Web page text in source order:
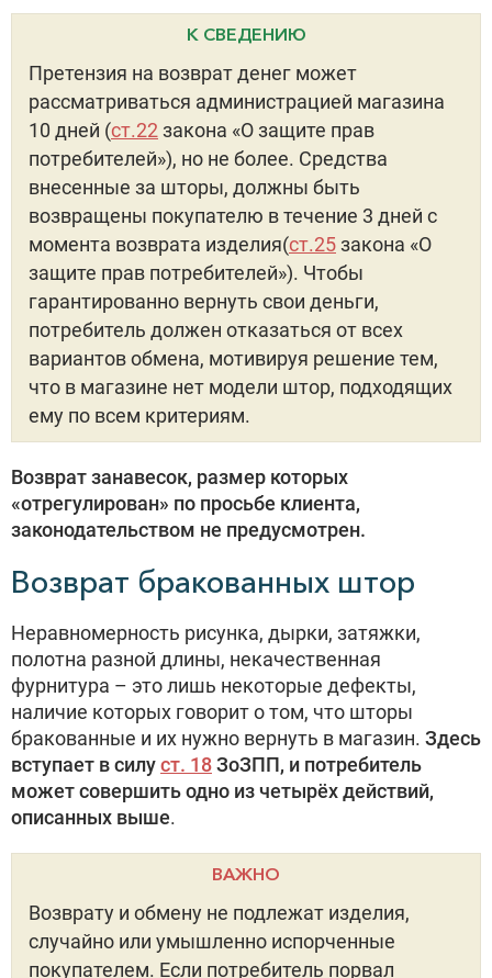
К СВЕДЕНИЮ
Претензия на возврат денег может
рассматриваться администрацией магазина
10 дней (ст.22закона «О защите прав
потребителей»), но не более. Средства
внесенные за шторы, должны быть
возвращены покупателю в течение 3 дней с
момента возврата изделия(ст.25закона «О
защите прав потребителей»). Чтобы
гарантированно вернуть свои деньги,
потребитель должен отказаться от всех
вариантов обмена, мотивируя решение тем,
что в магазине нет модели штор, подходящих
ему по всем критериям.
Возврат занавесок, размер которых
«отрегулирован» по просьбе клиента,
законодательством не предусмотрен.
Возврат бракованных штор
Неравномерность рисунка, дырки, затяжки,
полотна разной длины, некачественная
фурнитура – это лишь некоторые дефекты,
наличие которых говорит о том, что шторы
бракованные и их нужно вернуть в магазин. Здесь
вступает в силуст. 18ЗоЗПП, и потребитель
может совершить одно из четырёх действий,
описанных выше.
ВАЖНО
Возврату и обмену не подлежат изделия,
случайно или умышленно испорченные
покупателем. Если потребитель порвал